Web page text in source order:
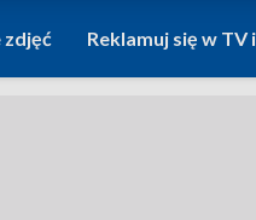
zdjęć Reklamuj się w TV